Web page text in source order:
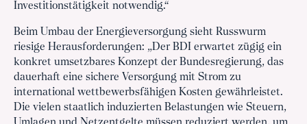
Investitionstätigkeit notwendig.“
Beim Umbau der Energieversorgung sieht Russwurm
riesige Herausforderungen: „Der BDI erwartet zügig ein
konkret umsetzbares Konzept der Bundesregierung, das
dauerhaft eine sichere Versorgung mit Strom zu
international wettbewerbsfähigen Kosten gewährleistet.
Die vielen staatlich induzierten Belastungen wie Steuern,